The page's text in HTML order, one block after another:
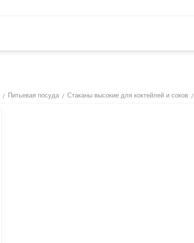
/ Питьевая посуда / Стаканы высокие для коктейлей и соков /